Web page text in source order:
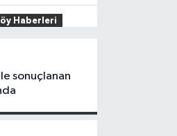
zincirleme kaza
Haberleri
yanındaki
boşaltıldı
Haberleri
sonuçlanan